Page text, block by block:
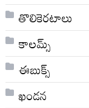
తొలికెరటాలు
కాలమ్స్
ఈబుక్స్
ఖండన